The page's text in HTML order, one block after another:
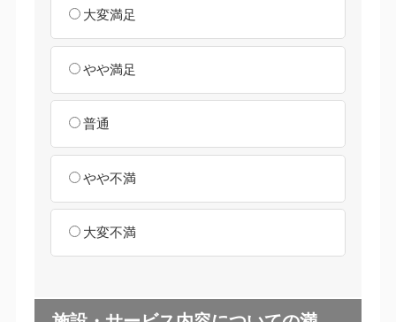
大変満足
やや満足
普通
やや不満
大変不満